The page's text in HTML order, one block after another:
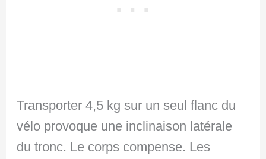
Transporter 4,5 kg sur un seul flanc du
vélo provoque une inclinaison latérale
du tronc. Le corps compense. Les